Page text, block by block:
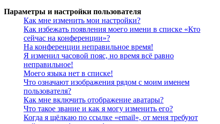
Параметры и настройки пользователя
Как мне изменить мои настройки?
Как избежать появления моего имени в списке «Кто
сейчас на конференции»?
На конференции неправильное время!
Я изменил часовой пояс, но время всё равно
неправильное!
Моего языка нет в списке!
Что означают изображения рядом с моим именем
пользователя?
Как мне включить отображение аватары?
Что такое звание и как я могу изменить его?
Когда я щёлкаю по ссылке «email», от меня требуют